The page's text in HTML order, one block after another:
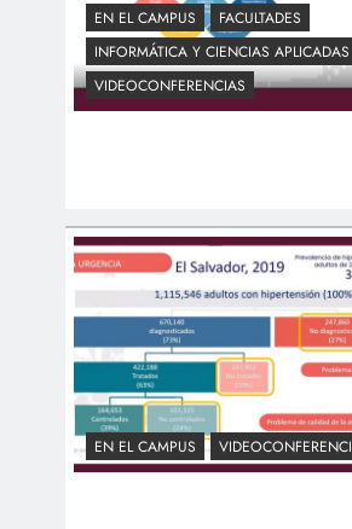
EN EL CAMPUS
FACULTADES
INFORMÁTICA Y CIENCIAS APLICADAS
VIDEOCONFERENCIAS
EN EL CAMPUS